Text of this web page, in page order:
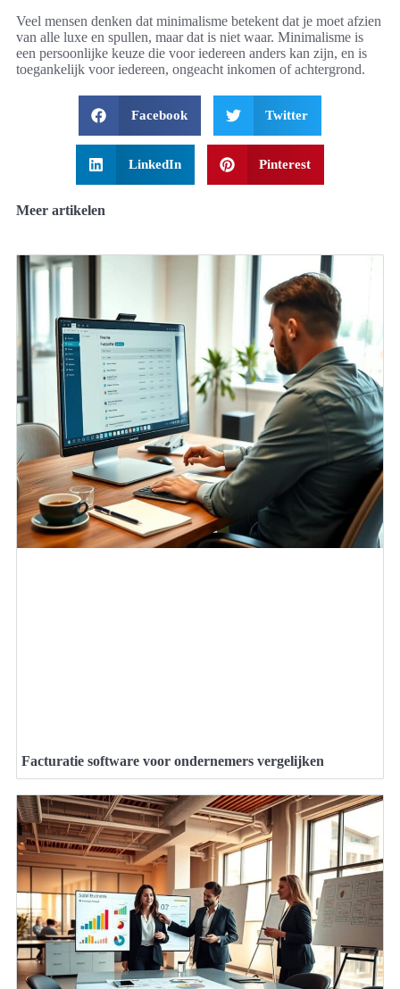
Veel mensen denken dat minimalisme betekent dat je moet afzien
van alle luxe en spullen, maar dat is niet waar. Minimalisme is
een persoonlijke keuze die voor iedereen anders kan zijn, en is
toegankelijk voor iedereen, ongeacht inkomen of achtergrond.
Facebook Twitter
LinkedIn Pinterest
Meer artikelen
Facturatie software voor ondernemers vergelijken